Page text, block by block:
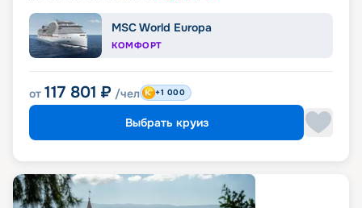
MSC World Europa
КОМФОРТ
от 117 801 ₽ /чел +1 000
Выбрать круиз